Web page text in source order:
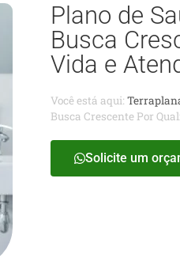
Plano de
Busca
Vida e
Você está aqui:
Busca Crescente Por
Solicite um